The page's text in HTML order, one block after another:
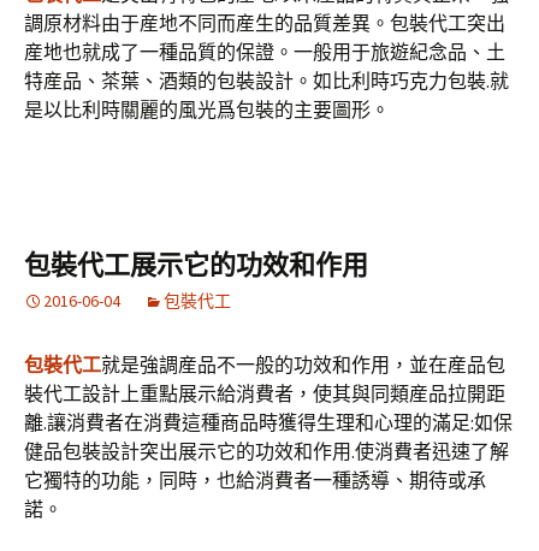
調原材料由于産地不同而産生的品質差異。包裝代工突出
産地也就成了一種品質的保證。一般用于旅遊紀念品、土
特産品、茶葉、酒類的包裝設計。如比利時巧克力包裝.就
是以比利時關麗的風光爲包裝的主要圖形。
包裝代工展示它的功效和作用
2016-06-04 包裝代工
包裝代工就是強調産品不一般的功效和作用，並在産品包
裝代工設計上重點展示給消費者，使其與同類産品拉開距
離.讓消費者在消費這種商品時獲得生理和心理的滿足:如保
健品包裝設計突出展示它的功效和作用.使消費者迅速了解
它獨特的功能，同時，也給消費者一種誘導、期待或承
諾。